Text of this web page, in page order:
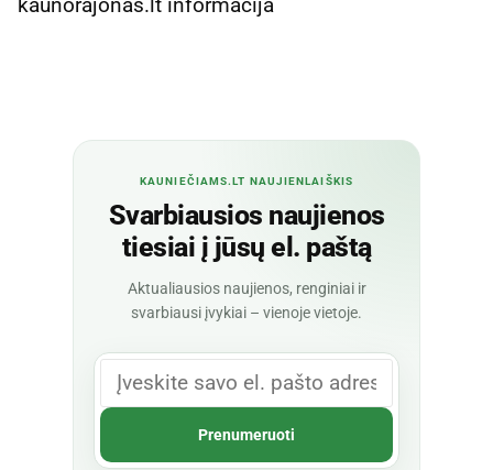
kaunorajonas.lt informacija
KAUNIEČIAMS.LT NAUJIENLAIŠKIS
Svarbiausios naujienos
tiesiai į jūsų el. paštą
Aktualiausios naujienos, renginiai ir
svarbiausi įvykiai – vienoje vietoje.